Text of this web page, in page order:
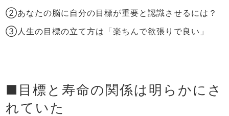
②あなたの脳に自分の目標が重要と認識させるには？
③人生の目標の立て方は「楽ちんで欲張りで良い」
■目標と寿命の関係は明らかにさ
れていた